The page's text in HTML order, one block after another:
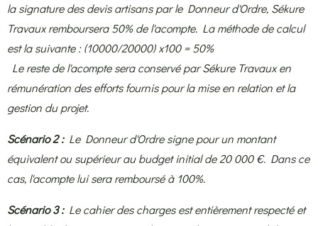
la signature des devis artisans par le Donneur d'Ordre, Sékure
Travaux remboursera 50% de l'acompte. La méthode de calcul
est la suivante : (10000/20000) x100 = 50%
Le reste de l'acompte sera conservé par Sékure Travaux en
rémunération des efforts fournis pour la mise en relation et la
gestion du projet.
Scénario 2 :Le Donneur d'Ordre signe pour un montant
équivalent ou supérieur au budget initial de 20 000 €. Dans ce
cas, l'acompte lui sera remboursé à 100%.
Scénario 3 :Le cahier des charges est entièrement respecté et